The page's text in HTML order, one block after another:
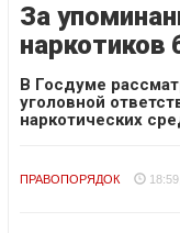
За
наркотиков
В Госдуме
уголовной
наркотических
ПРАВОПОРЯДОК